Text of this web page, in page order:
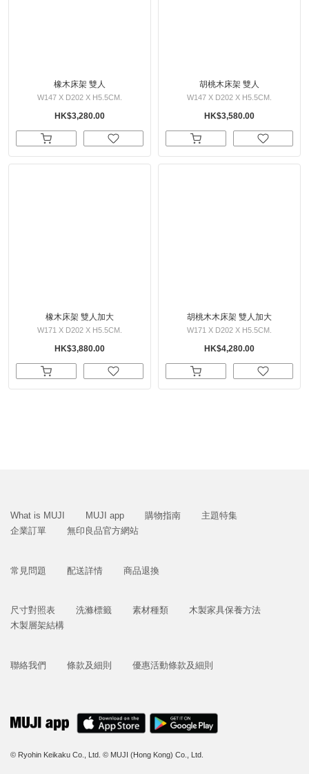
橡木床架 雙人
W147 X D202 X H5.5CM.
HK$3,280.00
胡桃木床架 雙人
W147 X D202 X H5.5CM.
HK$3,580.00
橡木床架 雙人加大
W171 X D202 X H5.5CM.
HK$3,880.00
胡桃木木床架 雙人加大
W171 X D202 X H5.5CM.
HK$4,280.00
What is MUJI MUJI app 購物指南
主題特集
企業訂單
無印良品官方網站
常見問題 配送詳情 商品退換
尺寸對照表 洗滌標籤 素材種類
木製家具保養方法
木製層架結構
聯絡我們 條款及細則 優惠活動條款及細則
© Ryohin Keikaku Co., Ltd. © MUJI (Hong Kong) Co., Ltd.